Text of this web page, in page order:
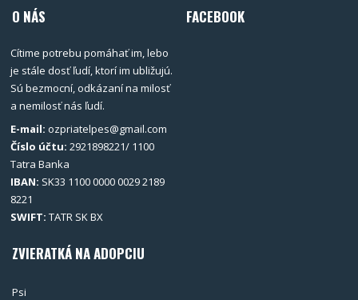
O NÁS
Cítime potrebu pomáhať im, lebo
je stále dosť ľudí, ktorí im ubližujú.
Sú bezmocní, odkázaní na milosť
a nemilosť nás ľudí.
E-mail: ozpriatelpes@gmail.com
Číslo účtu: 2921898221/ 1100
Tatra Banka
IBAN: SK33 1100 0000 0029 2189
8221
SWIFT: TATR SK BX
FACEBOOK
ZVIERATKÁ NA ADOPCIU
Psi